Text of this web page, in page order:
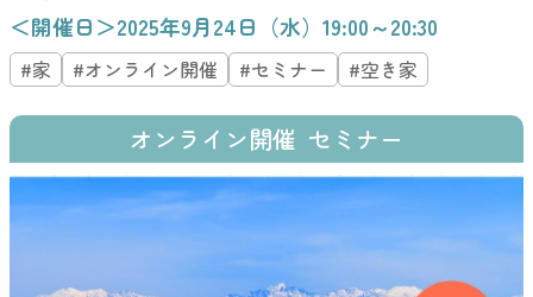
＜開催日＞2025年9月24日（水）19:00～20:30
#家 #オンライン開催 #セミナー #空き家
オンライン開催 セミナー